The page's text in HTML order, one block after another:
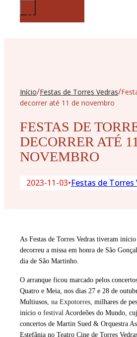
×
Início/Festas de Torres Vedras/
decorrer até 11 de novembro
FESTAS DE
DECORRER ATÉ
NOVEMBRO
2023-11-03•Festas de Torres
As Festas de Torres Vedras tiveram
decorreu a missa em honra de São
dia de São Martinho.
O arranque ficou marcado pelos
Quatro e Meia, nos dias 27 e 28 de
Multiusos, na Expotorres, milhares de
início o festival Acordeões do Mundo,
concertos de Martin Sued & Orquestra
Estefânia no Teatro Cine de Torres